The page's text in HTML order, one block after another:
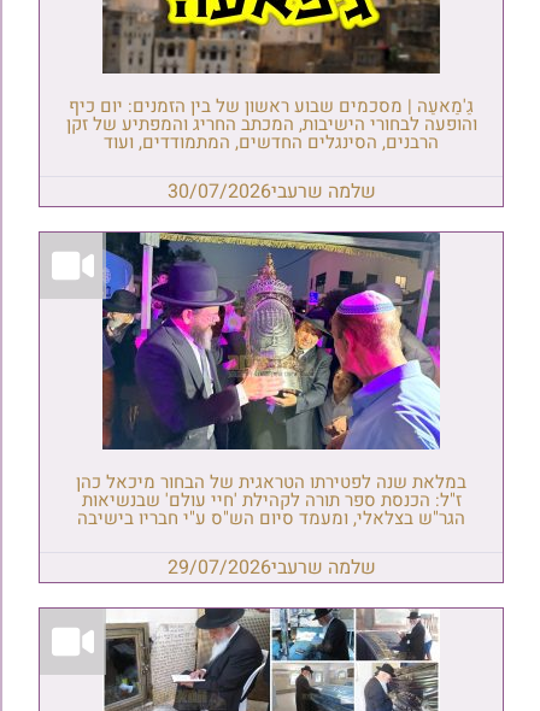
גַ'מַאעַה | מסכמים שבוע ראשון של בין הזמנים: יום כיף
והופעה לבחורי הישיבות, המכתב החריג והמפתיע של זקן
הרבנים, הסינגלים החדשים, המתמודדים, ועוד
שלמה שרעבי30/07/2026
במלאת שנה לפטירתו הטראגית של הבחור מיכאל כהן
ז"ל: הכנסת ספר תורה לקהילת 'חיי עולם' שבנשיאות
הגר"ש בצלאלי, ומעמד סיום הש"ס ע"י חבריו בישיבה
שלמה שרעבי29/07/2026